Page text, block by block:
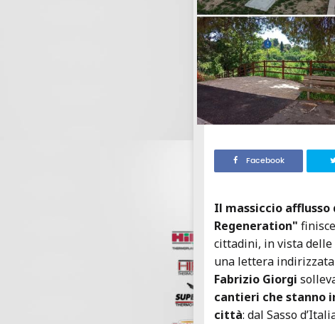
Facebook
Il massiccio
Regeneration"
cittadini, in vista
una lettera
Fabrizio Giorgi
cantieri che stanno
città: dal Sasso